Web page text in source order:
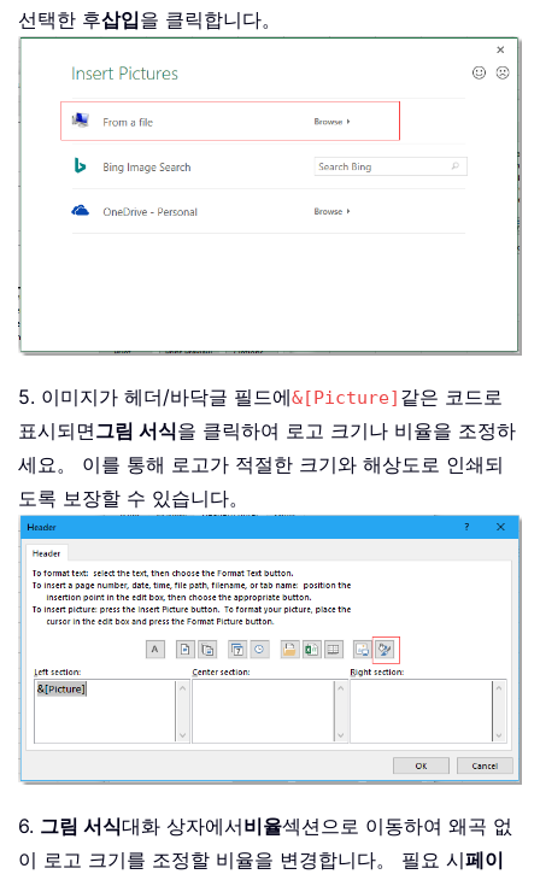
선택한 후삽입을 클릭합니다。
5. 이미지가 헤더/바닥글 필드에&[Picture] 같은 코드로
표시되면그림 서식을 클릭하여 로고 크기나 비율을 조정하
세요。 이를 통해 로고가 적절한 크기와 해상도로 인쇄되
도록 보장할 수 있습니다。
6. 그림 서식대화 상자에서비율섹션으로 이동하여 왜곡 없
이 로고 크기를 조정할 비율을 변경합니다。 필요 시페이